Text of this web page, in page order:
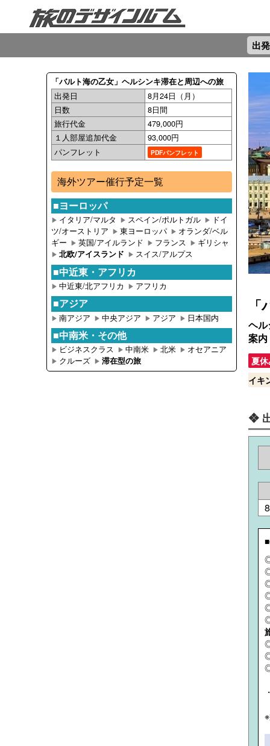
出
「バルト海の乙女」ヘルシンキ滞在と周辺への旅
出発日
8月24日（月）
日数
8日間
旅行代金
479,000円
１人部屋追加代金
93,000円
パンフレット
PDFパンフレット
海外ツアー催行予定一覧
■ヨーロッパ
▶︎ イタリア/マルタ ▶︎ スペイン/ポルトガル ▶︎ ドイ
ツ/オーストリア ▶︎ 東ヨーロッパ ▶︎ オランダ/ベル
ギー ▶︎ 英国/アイルランド ▶︎ フランス ▶︎ ギリシャ
▶︎ 北欧/アイスランド ▶︎ スイス/アルプス
■中近東・アフリカ
▶︎ 中近東/北アフリカ ▶︎ アフリカ
■アジア
▶︎ 南アジア ▶︎ 中央アジア ▶︎ アジア ▶︎ 日本国内
■中南米・その他
▶︎ ビジネスクラス ▶︎ 中南米 ▶︎ 北米 ▶︎ オセアニア
▶︎ クルーズ ▶︎ 滞在型の旅
ヘ
案内
夏
イキ
❖